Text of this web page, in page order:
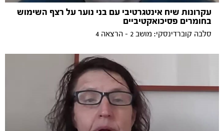
עקרונות שיח אינטגרטיבי עם בני נוער על רצף השימוש
בחומרים פסיכואקטיביים
סלבה קוברדינסקי: מושב 2 - הרצאה 4